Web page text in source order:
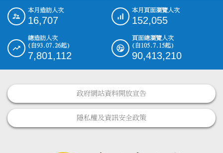
::: 本月造訪人次
16,707
本月頁面瀏覽人次
152,055
總造訪人次
(自93.07.26起)
7,801,112
頁面總瀏覽人次
(自105.7.15起)
90,413,210
政府網站資料開放宣告
隱私權及資訊安全政策